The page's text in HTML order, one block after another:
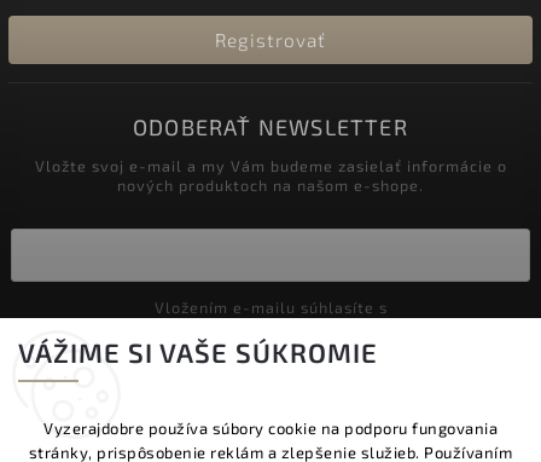
VÁŽIME SI VAŠE SÚKROMIE
Vyzerajdobre používa súbory cookie na podporu fungovania
stránky, prispôsobenie reklám a zlepšenie služieb. Používaním
Registrovať
ODOBERAŤ NEWSLETTER
Vložte svoj e-mail a my Vám budeme zasielať informácie o
nových produktoch na našom e-shope.